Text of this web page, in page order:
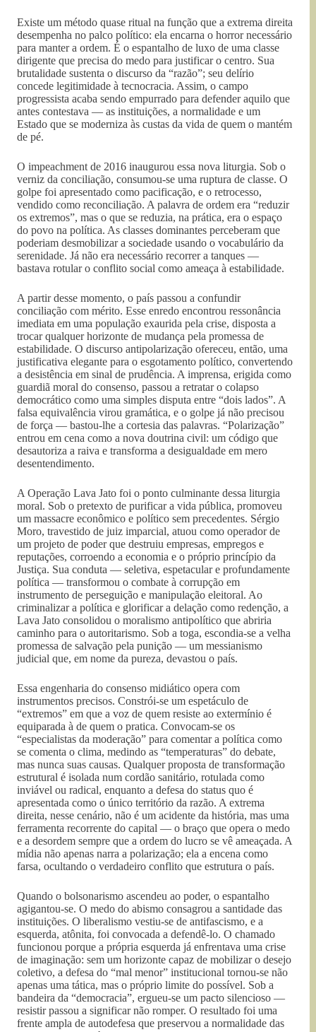
Existe um método quase ritual na função que a extrema direita
desempenha no palco político: ela encarna o horror necessário
para manter a ordem. É o espantalho de luxo de uma classe
dirigente que precisa do medo para justificar o centro. Sua
brutalidade sustenta o discurso da “razão”; seu delírio
concede legitimidade à tecnocracia. Assim, o campo
progressista acaba sendo empurrado para defender aquilo que
antes contestava — as instituições, a normalidade e um
Estado que se moderniza às custas da vida de quem o mantém
de pé.
O impeachment de 2016 inaugurou essa nova liturgia. Sob o
verniz da conciliação, consumou-se uma ruptura de classe. O
golpe foi apresentado como pacificação, e o retrocesso,
vendido como reconciliação. A palavra de ordem era “reduzir
os extremos”, mas o que se reduzia, na prática, era o espaço
do povo na política. As classes dominantes perceberam que
poderiam desmobilizar a sociedade usando o vocabulário da
serenidade. Já não era necessário recorrer a tanques —
bastava rotular o conflito social como ameaça à estabilidade.
A partir desse momento, o país passou a confundir
conciliação com mérito. Esse enredo encontrou ressonância
imediata em uma população exaurida pela crise, disposta a
trocar qualquer horizonte de mudança pela promessa de
estabilidade. O discurso antipolarização ofereceu, então, uma
justificativa elegante para o esgotamento político, convertendo
a desistência em sinal de prudência. A imprensa, erigida como
guardiã moral do consenso, passou a retratar o colapso
democrático como uma simples disputa entre “dois lados”. A
falsa equivalência virou gramática, e o golpe já não precisou
de força — bastou-lhe a cortesia das palavras. “Polarização”
entrou em cena como a nova doutrina civil: um código que
desautoriza a raiva e transforma a desigualdade em mero
desentendimento.
A Operação Lava Jato foi o ponto culminante dessa liturgia
moral. Sob o pretexto de purificar a vida pública, promoveu
um massacre econômico e político sem precedentes. Sérgio
Moro, travestido de juiz imparcial, atuou como operador de
um projeto de poder que destruiu empresas, empregos e
reputações, corroendo a economia e o próprio princípio da
Justiça. Sua conduta — seletiva, espetacular e profundamente
política — transformou o combate à corrupção em
instrumento de perseguição e manipulação eleitoral. Ao
criminalizar a política e glorificar a delação como redenção, a
Lava Jato consolidou o moralismo antipolítico que abriria
caminho para o autoritarismo. Sob a toga, escondia-se a velha
promessa de salvação pela punição — um messianismo
judicial que, em nome da pureza, devastou o país.
Essa engenharia do consenso midiático opera com
instrumentos precisos. Constrói-se um espetáculo de
“extremos” em que a voz de quem resiste ao extermínio é
equiparada à de quem o pratica. Convocam-se os
“especialistas da moderação” para comentar a política como
se comenta o clima, medindo as “temperaturas” do debate,
mas nunca suas causas. Qualquer proposta de transformação
estrutural é isolada num cordão sanitário, rotulada como
inviável ou radical, enquanto a defesa do status quo é
apresentada como o único território da razão. A extrema
direita, nesse cenário, não é um acidente da história, mas uma
ferramenta recorrente do capital — o braço que opera o medo
e a desordem sempre que a ordem do lucro se vê ameaçada. A
mídia não apenas narra a polarização; ela a encena como
farsa, ocultando o verdadeiro conflito que estrutura o país.
Quando o bolsonarismo ascendeu ao poder, o espantalho
agigantou-se. O medo do abismo consagrou a santidade das
instituições. O liberalismo vestiu-se de antifascismo, e a
esquerda, atônita, foi convocada a defendê-lo. O chamado
funcionou porque a própria esquerda já enfrentava uma crise
de imaginação: sem um horizonte capaz de mobilizar o desejo
coletivo, a defesa do “mal menor” institucional tornou-se não
apenas uma tática, mas o próprio limite do possível. Sob a
bandeira da “democracia”, ergueu-se um pacto silencioso —
resistir passou a significar não romper. O resultado foi uma
frente ampla de autodefesa que preservou a normalidade das